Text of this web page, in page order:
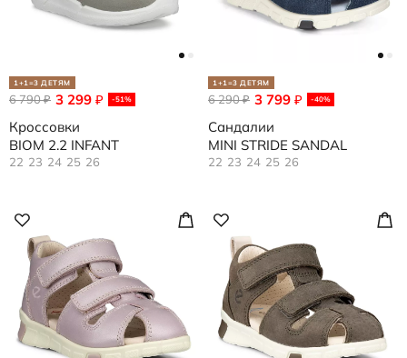
1+1=3 ДЕТЯМ
3 299 ₽ -51%
6 790₽
Кроссовки
BIOM 2.2 INFANT
22 23 24 25 26
1+1=3 ДЕТЯМ
3 799 ₽ -40%
6 290₽
Сандалии
MINI STRIDE SANDAL
22 23 24 25 26